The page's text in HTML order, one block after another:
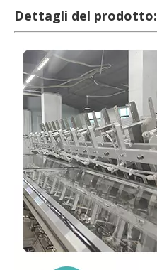
Dettagli del prodotto: